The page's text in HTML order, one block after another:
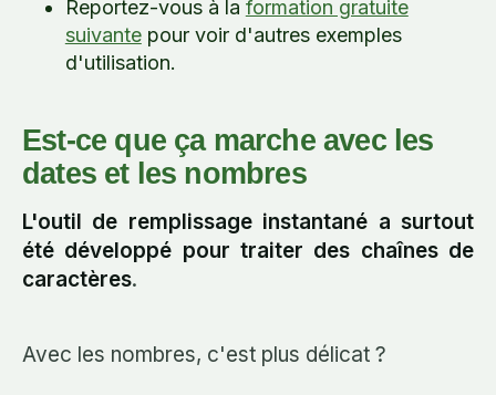
Reportez-vous à la formation gratuite
suivantepour voir d'autres exemples
d'utilisation.
Est-ce que ça marche avec les
dates et les nombres
L'outil de remplissage instantané a surtout
été développé pour traiter des chaînes de
caractères.
Avec les nombres, c'est plus délicat ?